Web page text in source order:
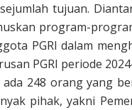
tujuan.
program-
PGRI dalam
PGRI periode
248 orang yang
pihak, yakni